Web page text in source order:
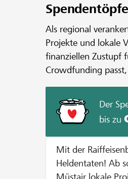
Als regional
Projekte und lokale
finanziellen Zustupf
Crowdfunding
Der
bis zu
Mit der
Heldentaten! Ab sofort unterstützt die Raiffeisenbank Engiadina Val
Müstair lokale